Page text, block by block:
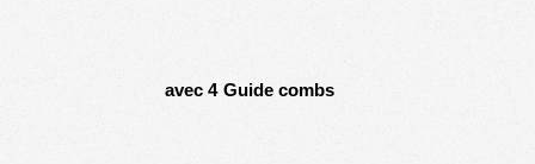
avec 4 Guide combs